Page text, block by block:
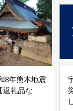
8年熊本地震
返礼品な